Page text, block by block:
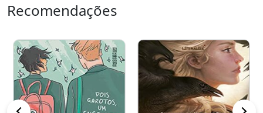
Recomendações